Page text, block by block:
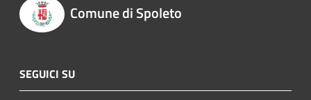
Comune di Spoleto
SEGUICI SU